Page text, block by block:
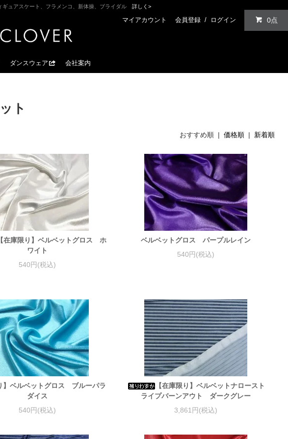
ュアスケート、フラメンコ、新体操、ブライダル 詳しく>
マイアカウント 会員登録 / ログイン 0点
ダンスウェア 会社案内
ト
おすすめ順 |価格順 | 新着順
【在庫限り】ベルベットグロス ホ
ワイト
540円(税込)
ベルベットグロス パープルレイン
540円(税込)
】ベルベットグロス ブルーパラ
ダイス
540円(税込)
【在庫限り】ベルベットナロースト
ライプバーンアウト ダークグレー
3,861円(税込)